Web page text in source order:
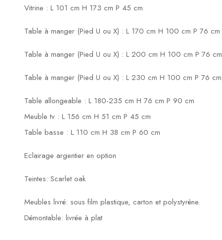
Vitrine : L 101 cm H 173 cm P 45 cm
Table à manger (Pied U ou X) : L 170 cm H 100 cm P 76 cm
Table à manger (Pied U ou X) : L 200 cm H 100 cm P 76 cm
Table à manger (Pied U ou X) : L 230 cm H 100 cm P 76 cm
Table allongeable : L 180-235 cm H 76 cm P 90 cm
Meuble tv : L 156 cm H 51 cm P 45 cm
Table basse : L 110 cm H 38 cm P 60 cm
Eclairage argentier en option
Teintes: Scarlet oak
Meubles livré: sous film plastique, carton et polystyrène.
Démontable: livrée à plat